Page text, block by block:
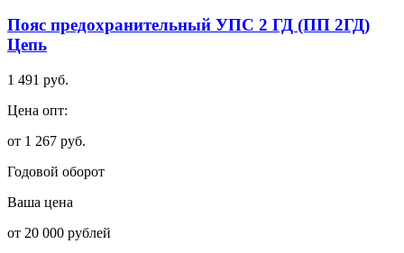
Пояс предохранительный УПС 2 ГД (ПП 2ГД)
Цепь
1 491 руб.
Цена опт:
от 1 267 руб.
Годовой оборот
Ваша цена
от 20 000 рублей